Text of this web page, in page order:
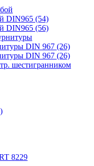
DIN965 (54)
DIN965 (56)
DIN 967 (26)
DIN 967 (26)
шестигранником
8229